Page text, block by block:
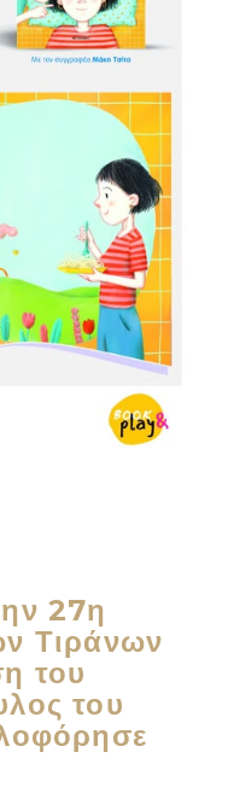
27η
Τιράνων
του
του